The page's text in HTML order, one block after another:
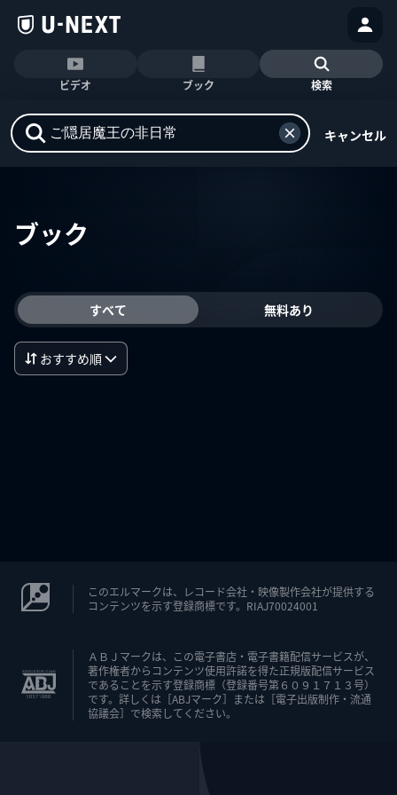
ビデオ ブック 検索
キャンセル
ブック
すべて 無料あり
おすすめ順
このエルマークは、レコード会社・映像製作会社が提供する
コンテンツを示す登録商標です。RIAJ70024001
ＡＢＪマークは、この電子書店・電子書籍配信サービスが、
著作権者からコンテンツ使用許諾を得た正規版配信サービス
であることを示す登録商標（登録番号第６０９１７１３号）
です。詳しくは［ABJマーク］または［電子出版制作・流通
協議会］で検索してください。